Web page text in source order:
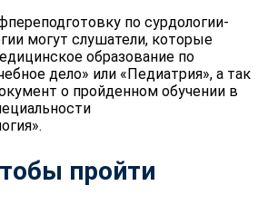
по сурдологии-
могут слушатели, которые
образование по
дело» или «Педиатрия», а так
о пройденном обучении в
пройти